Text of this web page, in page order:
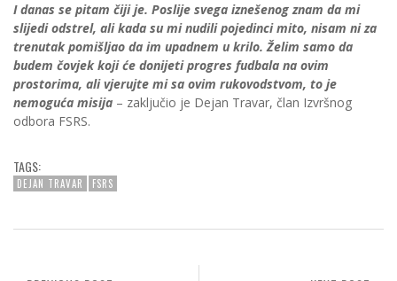
I danas se pitam čiji je. Poslije svega iznešenog znam da mi
slijedi odstrel, ali kada su mi nudili pojedinci mito, nisam ni za
trenutak pomišljao da im upadnem u krilo. Želim samo da
budem čovjek koji će donijeti progres fudbala na ovim
prostorima, ali vjerujte mi sa ovim rukovodstvom, to je
nemoguća misija – zaključio je Dejan Travar, član Izvršnog
odbora FSRS.
TAGS:
DEJAN TRAVAR FSRS